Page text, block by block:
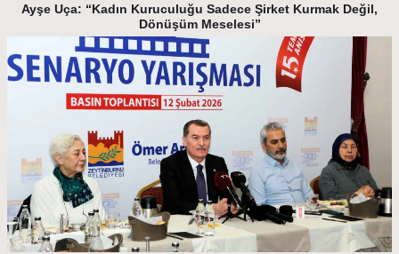
Ayşe Uça: “Kadın Kuruculuğu Sadece Şirket Kurmak Değil,
Dönüşüm Meselesi”